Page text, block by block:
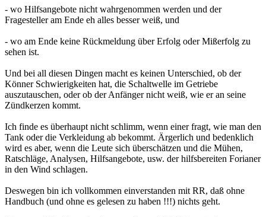
- wo Hilfsangebote nicht wahrgenommen werden und der
Fragesteller am Ende eh alles besser weiß, und
- wo am Ende keine Rückmeldung über Erfolg oder Mißerfolg zu
sehen ist.
Und bei all diesen Dingen macht es keinen Unterschied, ob der
Könner Schwierigkeiten hat, die Schaltwelle im Getriebe
auszutauschen, oder ob der Anfänger nicht weiß, wie er an seine
Zündkerzen kommt.
Ich finde es überhaupt nicht schlimm, wenn einer fragt, wie man den
Tank oder die Verkleidung ab bekommt. Ärgerlich und bedenklich
wird es aber, wenn die Leute sich überschätzen und die Mühen,
Ratschläge, Analysen, Hilfsangebote, usw. der hilfsbereiten Forianer
in den Wind schlagen.
Deswegen bin ich vollkommen einverstanden mit RR, daß ohne
Handbuch (und ohne es gelesen zu haben !!!) nichts geht.